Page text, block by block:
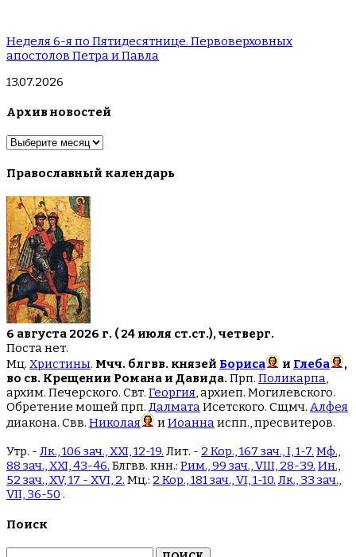
Неделя 6-я по Пятидесятнице. Первоверховных
апостолов Петра и Павла
13.07.2026
Архив новостей
Архив
Православный календарь
6 августа 2026 г. ( 24 июля ст.ст.), четверг.
Поста нет.
Мц. Христины. Мчч. блгвв. князей Бориса и Глеба
,
во св. Крещении Романа и Давида. Прп. Поликарпа,
архим. Печерского. Свт. Георгия, архиеп. Могилевского.
Обретение мощей прп. ДалматаИсетского. Сщмч. Алфея
диакона. Свв. Николая иИоаннаиспп., пресвитеров.
Утр. - Лк., 106 зач., XXI, 12-19. Лит. - 2 Кор., 167 зач., I, 1-7. Мф.,
88 зач., XXI, 43-46. Блгвв. кнн.: Рим., 99 зач., VIII, 28-39. Ин.,
52 зач., XV, 17 - XVI, 2. Мц.: 2 Кор., 181 зач., VI, 1-10. Лк., 33 зач.,
VII, 36-50 .
Поиск